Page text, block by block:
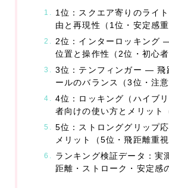
車・バイク
ファッション
ファッション小物
不動産・引越し
物件
1位：スクエア寄りのライ
由と再現性（1位・安定感重
2位：インターロッキング
位置と操作性（2位・初心者
3位：テンフィンガー — 飛
ールのバランス（3位・注意
4位：ロッキング（ハイブ
者向けの使い方とメリット
5位：ストロンググリップ
メリット（5位・飛距離重視
ランキング検証データ：実
距離・ストローク・安定感